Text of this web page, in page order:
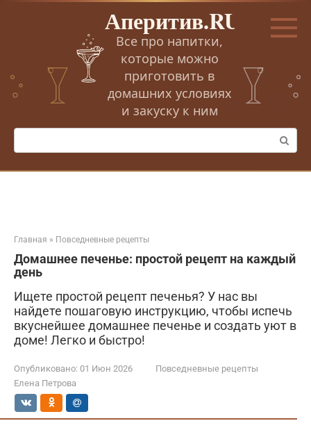
Перейти
Аперитив.RU
Все про напитки,
которые можно
приготовить в
домашних условиях
и закуску к ним
Поиск:
Главная » Повседневные рецепты
Домашнее печенье: простой рецепт на каждый
день
Ищете простой рецепт печенья? У нас вы
найдете пошаговую инструкцию, чтобы испечь
вкуснейшее домашнее печенье и создать уют в
доме! Легко и быстро!
Опубликовано: 01 Июн 2026
Повседневные рецепты
Елена Петрова